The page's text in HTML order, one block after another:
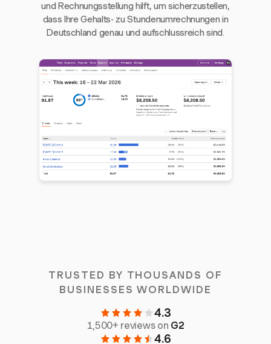
und Rechnungsstellung hilft, um sicherzustellen,
dass Ihre Gehalts- zu Stundenumrechnungen in
Deutschland genau und aufschlussreich sind.
TRUSTED BY THOUSANDS OF
BUSINESSES WORLDWIDE
4.3
1,500+ reviews on G2
4.6